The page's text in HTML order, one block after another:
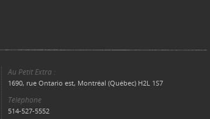
Au Petit Extra :
1690, rue Ontario est, Montréal (Québec) H2L 1S7
Téléphone
514-527-5552